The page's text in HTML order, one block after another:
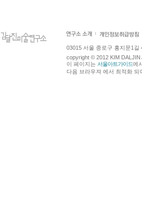
03015 서울 종로구 홍지문1길
copyright © 2012 KIM DALJIN
이 페이지는 서울아트가이드에
다음 브라우져 에서 최적화